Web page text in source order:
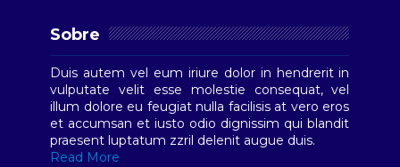
Sobre
Duis autem vel eum iriure dolor in hendrerit in
vulputate velit esse molestie consequat, vel
illum dolore eu feugiat nulla facilisis at vero eros
et accumsan et iusto odio dignissim qui blandit
praesent luptatum zzril delenit augue duis.
Read More